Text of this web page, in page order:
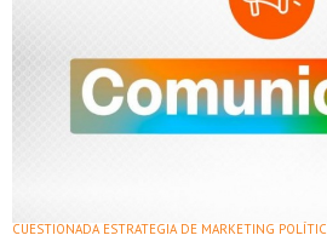
CUESTIONADA ESTRATEGIA DE MARKETING POLÍTIC